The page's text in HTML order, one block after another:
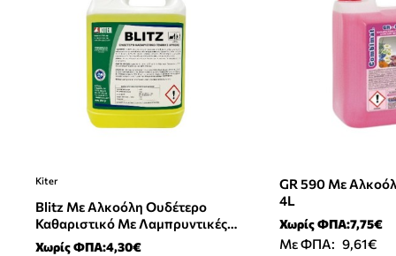
Kiter
Blitz Με Αλκοόλη Ουδέτερο
Καθαριστικό Με Λαμπρυντικές
Ιδιότητες
Χωρίς ΦΠΑ:4,30€
GR 590 Mε
4L
Χωρίς ΦΠΑ:7,75€
Με ΦΠΑ: 9,61€